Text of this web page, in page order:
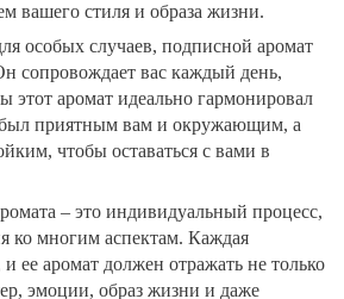
вашего стиля и образа жизни.
особых случаев, подписной аромат
сопровождает вас каждый день,
этот аромат идеально гармонировал
приятным вам и окружающим, а
чтобы оставаться с вами в
– это индивидуальный процесс,
ко многим аспектам. Каждая
ее аромат должен отражать не только
эмоции, образ жизни и даже